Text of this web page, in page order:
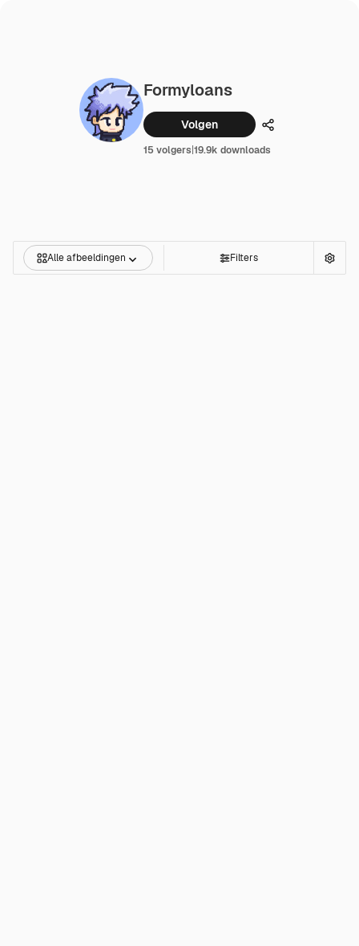
Formyloans
Volgen Delen
15 volgers|19.9k downloads
Alle afbeeldingen Filters